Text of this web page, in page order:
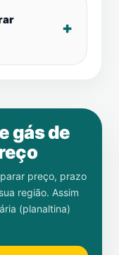
gás de
preço, prazo
região. Assim
(planaltina)